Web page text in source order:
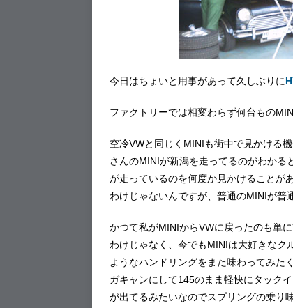
今日はちょいと用事があって久しぶりに
ファクトリーでは相変わらず何台もの
空冷VWと同じくMINIも街中で見かける
さんのMINIが新潟を走ってるのがわかる
が走っているのを何度か見かけることが
わけじゃないんですが、普通のMINIが普
かつて私がMINIからVWに戻ったのも単
わけじゃなく、今でもMINIは大好きな
ようなハンドリングをまた味わってみた
ガキャンにして145のまま軽快にタック
が出てるみたいなのでスプリングの乗り